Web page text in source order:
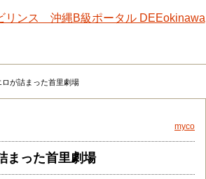
検
ロが詰まった首里劇場
myco
まった首里劇場